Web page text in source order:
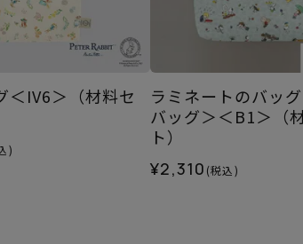
＜IV6＞（材料セ
)
ラミネートのバッ
バッグ＞＜B1＞（
ト）
¥2,310 (税込)